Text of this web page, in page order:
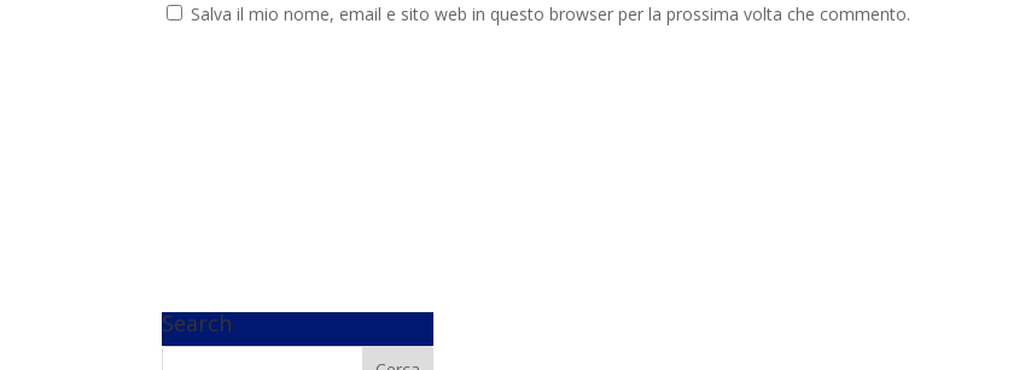
Salva il mio nome, email e sito web in questo browser per la prossima volta che commento.
Search